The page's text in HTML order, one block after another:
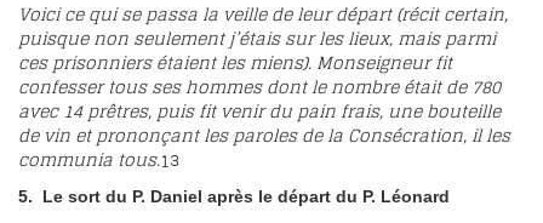
Voici ce qui se passa la veille de leur départ (récit certain,
puisque non seulement j’étais sur les lieux, mais parmi
ces prisonniers étaient les miens). Monseigneur fit
confesser tous ses hommes dont le nombre était de 780
avec 14 prêtres, puis fit venir du pain frais, une bouteille
de vin et prononçant les paroles de la Consécration, il les
communia tous.13
5. Le sort du P. Daniel après le départ du P. Léonard